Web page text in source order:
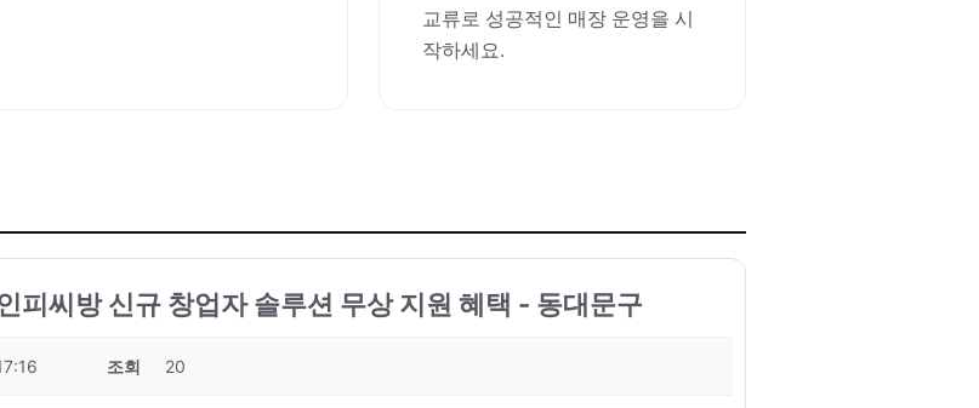
교류로 성공적인 매장 운영을 시
작하세요.
피씨방 신규 창업자 솔루션 무상 지원 혜택 - 동대문구
조회 20